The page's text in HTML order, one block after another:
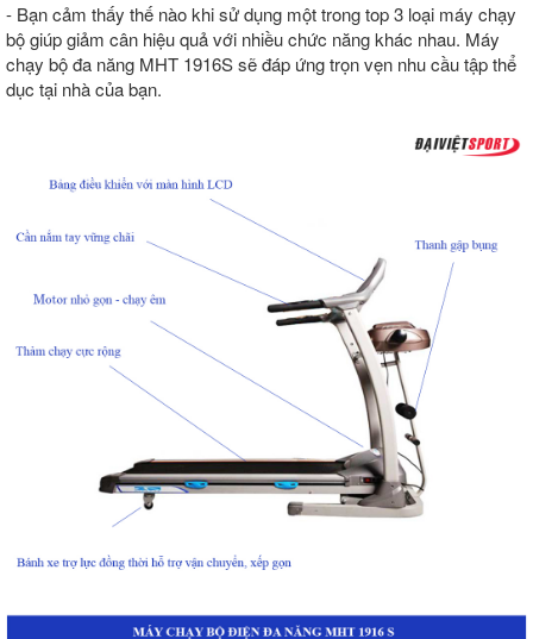
- Bạn cảm thấy thế nào khi sử dụng một trong top 3 loại máy chạy
bộ giúp giảm cân hiệu quả với nhiều chức năng khác nhau. Máy
chạy bộ đa năng MHT 1916S sẽ đáp ứng trọn vẹn nhu cầu tập thể
dục tại nhà của bạn.